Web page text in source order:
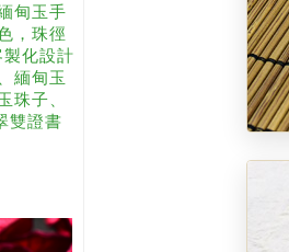
甸玉手
，珠徑
化設計
緬甸玉
珠子、
雙證書